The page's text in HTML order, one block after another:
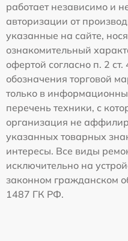
работает независимо и
авторизации от
указанные на сайте,
ознакомительный
офертой согласно п. 2
обозначения торговой
только в
перечень техники, с
организация не
указанных товарных
интересы. Все виды
исключительно на
законном гражданском
1487 ГК РФ.